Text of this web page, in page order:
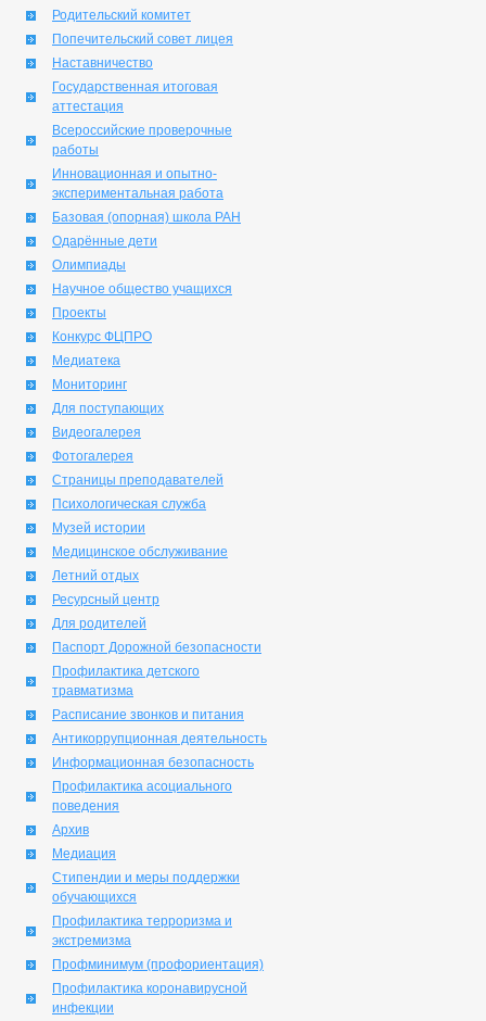
Родительский комитет
Попечительский совет лицея
Наставничество
Государственная итоговая
аттестация
Всероссийские проверочные
работы
Инновационная и опытно-
экспериментальная работа
Базовая (опорная) школа РАН
Одарённые дети
Олимпиады
Научное общество учащихся
Проекты
Конкурс ФЦПРО
Медиатека
Мониторинг
Для поступающих
Видеогалерея
Фотогалерея
Страницы преподавателей
Психологическая служба
Музей истории
Медицинское обслуживание
Летний отдых
Ресурсный центр
Для родителей
Паспорт Дорожной безопасности
Профилактика детского
травматизма
Расписание звонков и питания
Антикоррупционная деятельность
Информационная безопасность
Профилактика асоциального
поведения
Архив
Медиация
Стипендии и меры поддержки
обучающихся
Профилактика терроризма и
экстремизма
Профминимум (профориентация)
Профилактика коронавирусной
инфекции